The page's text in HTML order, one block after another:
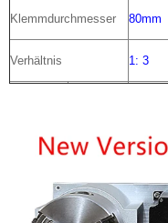
Klemmdurchmesser 80mm
Verhältnis 1: 3